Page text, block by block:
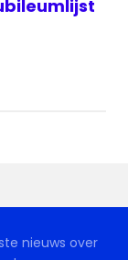
nieuws over